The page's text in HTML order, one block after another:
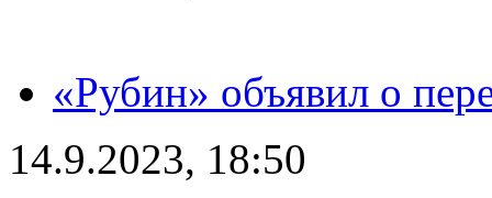
«Рубин» объявил о
14.9.2023, 18:50